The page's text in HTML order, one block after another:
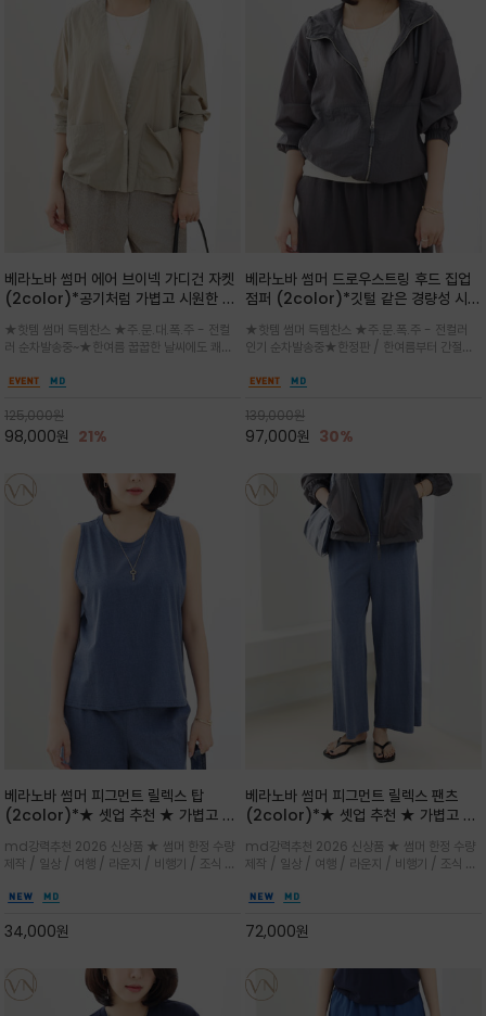
베라노바 썸머 에어 브이넥 가디건 자켓
(2color)*공기처럼 가볍고 시원한 나
브이넥 디자인이라 부담없이 쓱쓱~걸치
는 꾸안꾸!!가볍고 바스락한 나일론 블렌
드 소재감이 세련된 무드를 더해주는 가
★핫템 썸머 득템찬스 ★주.문.대.폭.주 - 전컬
러 순차발송중~★한여름 꿉꿉한 날씨에도 쾌적
일 자켓은 가벼운 무게감과 방수성 덕분에 여름
등과 밸런스를 맞춥니다
125,000원
98,000원 21%
베라노바 썸머 드로우스트링 후드 집업
점퍼 (2color)*깃털 같은 경량성 시원
(Volume Fit)가볍지만 입체적인 실
루엣을 유지하는 구조적 디자인
★핫템 썸머 득템찬스 ★주.문.폭.주 - 전컬러
인기 순차발송중★한정판 / 한여름부터 간절기
단 스토퍼 디테일로 핏 조절이 가능해 실용적/바
가볍게 비치는 세련된후드
139,000원
97,000원 30%
베라노바 썸머 피그먼트 릴렉스 탑
(2color)*★ 셋업 추천 ★ 가볍고 부
튼 소재로 완성
md강력추천 2026 신상품 ★ 썸머 한정 수량
제작 / 일상 / 여행 / 라운지 / 비행기 / 조식 /
그먼트로 제작되어 편하고 가볍게 후회없으실 아
34,000원
베라노바 썸머 피그먼트 릴렉스 팬츠
(2color)*★ 셋업 추천 ★ 가볍고 부
튼 소재로 완성
md강력추천 2026 신상품 ★ 썸머 한정 수량
제작 / 일상 / 여행 / 라운지 / 비행기 / 조식 /
그먼트로 제작되어 편하고 가볍게 후회없으실 아
72,000원